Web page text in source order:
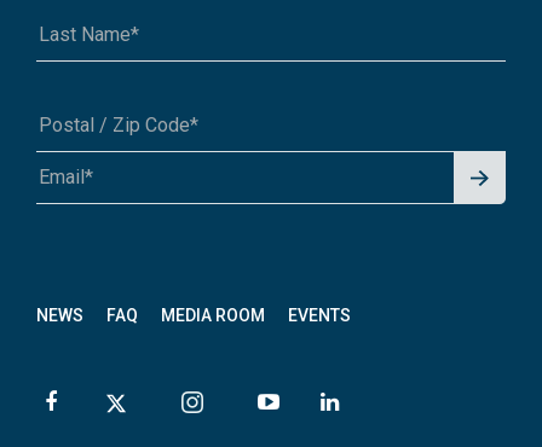
NEWS FAQ MEDIA ROOM EVENTS
A1A 1A1 or 12345-6789
Signu